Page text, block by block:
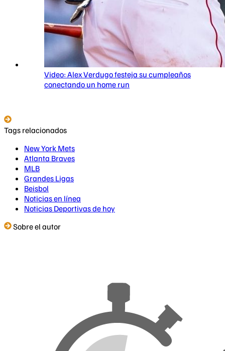
Video: Alex Verdugo festeja su cumpleaños
conectando un home run
Tags relacionados
New York Mets
Atlanta Braves
MLB
Grandes Ligas
Beisbol
Noticias en línea
Noticias Deportivas de hoy
Sobre el autor